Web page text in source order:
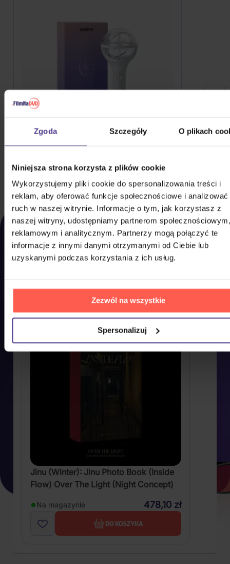
Zgoda Szczegóły O plikach
Niniejsza strona korzysta z plików cookie
Wykorzystujemy pliki cookie do spersonalizowania treści i
reklam, aby oferować funkcje społecznościowe i analizować
ruch w naszej witrynie. Informacje o tym, jak korzystasz z
naszej witryny, udostępniamy partnerom społecznościowym,
reklamowym i analitycznym. Partnerzy mogą połączyć te
informacje z innymi danymi otrzymanymi od Ciebie lub
uzyskanymi podczas korzystania z ich usług.
Zezwól na wszystkie
Spersonalizuj
Katseye: Official Light Stick
Na magazynie 363,10 zł
DO KOSZYKA
OSTATNIO
WYŚWIETLANE
Zdecydowaliście się jednak na coś innego? Tutaj
Jinu (Winter): Jinu Photo Book (Inside
Flow) Over The Light (Night Concept)
Na magazynie 478,10 zł
DO KOSZYKA